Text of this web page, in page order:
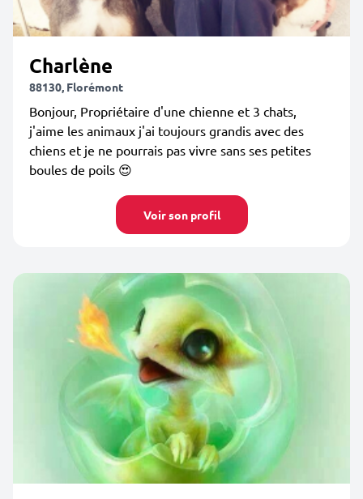
Charlène
88130, Florémont
Bonjour, Propriétaire d'une chienne et 3 chats,
j'aime les animaux j'ai toujours grandis avec des
chiens et je ne pourrais pas vivre sans ses petites
boules de poils 😍
Voir son profil